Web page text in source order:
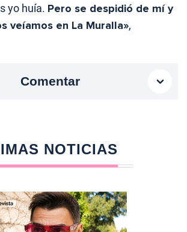
yo huía. Pero se despidió de mí y
veíamos en La Muralla»,
Comentar
NOTICIAS